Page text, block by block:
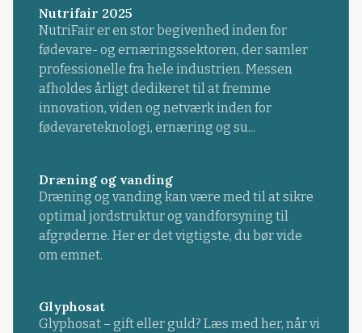
Nutrifair 2025
NutriFair er en stor begivenhed inden for
fødevare- og ernæringssektoren, der samler
professionelle fra hele industrien. Messen
afholdes årligt dedikeret til at fremme
innovation, viden og netværk inden for
fødevareteknologi, ernæring og su...
Dræning og vanding
Dræning og vanding kan være med til at sikre
optimal jordstruktur og vandforsyning til
afgrøderne. Her er det vigtigste, du bør vide
om emnet.
Glyphosat
Glyphosat – gift eller guld? Læs med her, når vi